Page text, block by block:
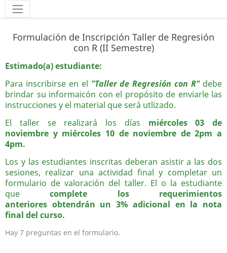
Herramientas
Formulación de Inscripción Taller de Regresión
con R (II Semestre)
Estimado(a) estudiante:
Para inscribirse en el "Taller de Regresión con R"debe
brindar su informaicón con el propósito de enviarle las
instrucciones y el material que será utlizado.
El taller se realizará los días miércoles 03 de
noviembre y miércoles 10 de noviembre de 2pm a
4pm.
Los y las estudiantes inscritas deberan asistir a las dos
sesiones, realizar una actividad final y completar un
formulario de valoración del taller. El o la estudiante
que complete los requerimientos
anteriores obtendrán un 3% adicional en la nota
final del curso.
Hay 7 preguntas en el formulario.